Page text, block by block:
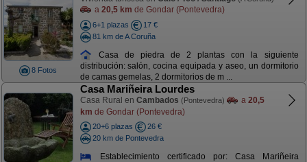
8 Fotos
a 20,5 km de Gondar (Pontevedra)
6+1 plazas
17 €
81 km de A Coruña
Casa de piedra de 2 plantas con la siguiente
distribución: salón, cocina equipada y aseo, un dormitorio
de camas gemelas, 2 dormitorios de m ...
Casa Mariñeira Lourdes
Casa Rural en Cambados (Pontevedra) a 20,5
km de Gondar (Pontevedra)
20+6 plazas
26 €
20 km de Pontevedra
Establecimiento certificado por: Casa Mariñeira